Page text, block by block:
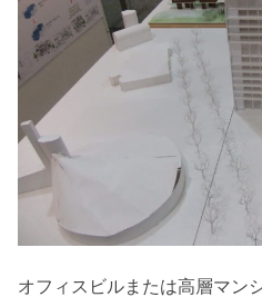
オフィスビルまたは高層マン